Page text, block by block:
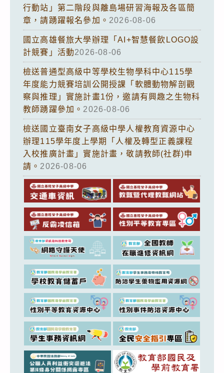
行動站」第二階段與離島場研習海報及各區簡
章，請踴躍報名參加。 2026-08-06
國立高雄餐旅大學辦理「AI+智慧餐飲LOGO設
計競賽」活動2026-08-06
檢送普通型高級中等學校生物學科中心115學
年度能力競賽培訓公開授課「軟體動物解剖觀
察與推理」實施計畫1份，邀請有興趣之生物科
教師踴躍參加。 2026-08-06
檢送國立臺南女子高級中學人權教育資源中心
辦理115學年度上學期「人權及轉型正義課程
入校推廣計畫」實施計畫，敬請教師(社群)申
請。 2026-08-06